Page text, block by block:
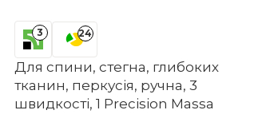
3 24
Для спини, стегна, глибоких
тканин, перкусія, ручна, 3
швидкості, 1 Precision Massa